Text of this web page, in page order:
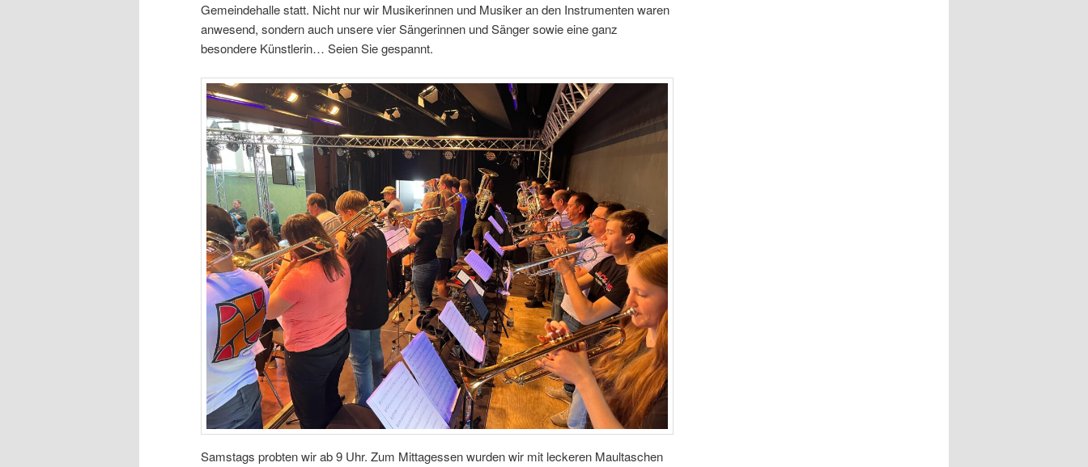
Gemeindehalle statt. Nicht nur wir Musikerinnen und Musiker an den Instrumenten waren
anwesend, sondern auch unsere vier Sängerinnen und Sänger sowie eine ganz
besondere Künstlerin… Seien Sie gespannt.
Samstags probten wir ab 9 Uhr. Zum Mittagessen wurden wir mit leckeren Maultaschen